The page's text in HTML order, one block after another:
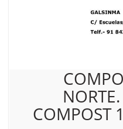
COMPOST